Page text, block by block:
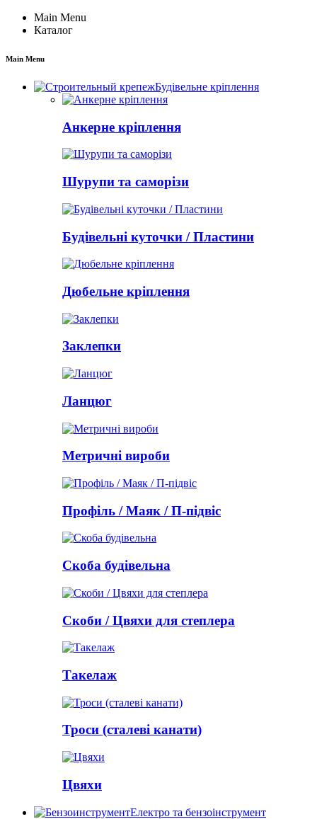
Main Menu
Каталог
Main Menu
Будівельне кріплення
Анкерне кріплення
Шурупи та саморізи
Будівельні куточки / Пластини
Дюбельне кріплення
Заклепки
Ланцюг
Метричні вироби
Профіль / Маяк / П-підвіс
Скоба будівельна
Скоби / Цвяхи для степлера
Такелаж
Троси (сталеві канати)
Цвяхи
Електро та бензоінструмент